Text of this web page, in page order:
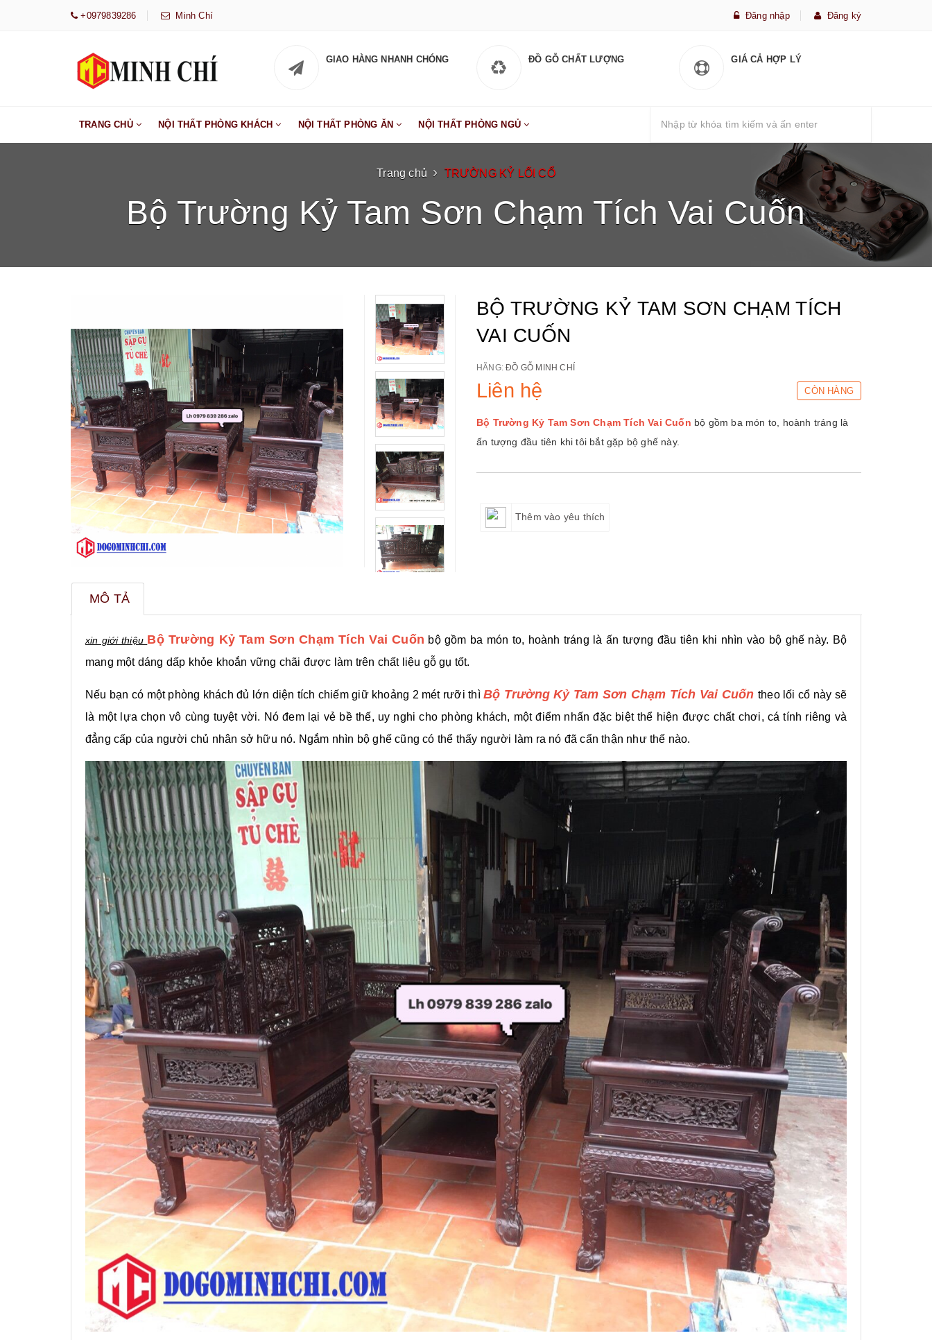
+0979839286 Minh Chí Đăng nhập Đăng ký
GIAO HÀNG NHANH CHÓNG ĐỒ GỖ CHẤT LƯỢNG GIÁ CẢ HỢP LÝ
TRANG CHỦ NỘI THẤT PHÒNG KHÁCH NỘI THẤT PHÒNG ĂN NỘI THẤT PHÒNG NGỦ
Trang chủ TRƯỜNG KỶ LỐI CỔ
Bộ Trường Kỷ Tam Sơn Chạm Tích Vai Cuốn
BỘ TRƯỜNG KỶ TAM SƠN CHẠM TÍCH
VAI CUỐN
HÃNG:ĐỒ GỖ MINH CHÍ
Liên hệ CÒN HÀNG
Bộ Trường Kỷ Tam Sơn Chạm Tích Vai Cuốn bộ gồm ba món to, hoành tráng là
ấn tượng đầu tiên khi tôi bắt gặp bộ ghế này.
Thêm vào yêu thích
MÔ TẢ
xin giới thiệu Bộ Trường Kỷ Tam Sơn Chạm Tích Vai Cuốn bộ gồm ba món to, hoành tráng là ấn tượng đầu tiên khi nhìn vào bộ ghế này. Bộ
mang một dáng dấp khỏe khoắn vững chãi được làm trên chất liệu gỗ gụ tốt.
Nếu bạn có một phòng khách đủ lớn diện tích chiếm giữ khoảng 2 mét rưỡi thìBộ Trường Kỷ Tam Sơn Chạm Tích Vai Cuốn theo lối cổ này sẽ
là một lựa chọn vô cùng tuyệt vời. Nó đem lại vẻ bề thế, uy nghi cho phòng khách, một điểm nhấn đặc biệt thể hiện được chất chơi, cá tính riêng và
đẳng cấp của người chủ nhân sở hữu nó. Ngắm nhìn bộ ghế cũng có thể thấy người làm ra nó đã cẩn thận như thế nào.